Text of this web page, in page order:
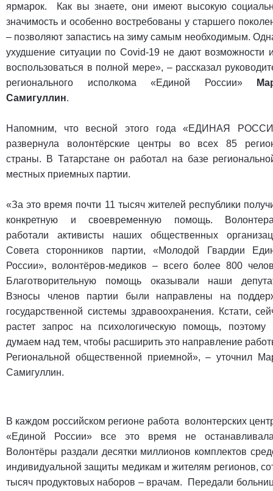
ярмарок. Как вы знаете, они имеют высокую
значимость и особенно востребованы у старшего
– позволяют запастись на зиму самым необходимым.
ухудшение ситуации по Covid-19 не дают возможности
воспользоваться в полной мере», –рассказал
регионального исполкома «Единой России»
Самигуллин.
Напомним, что весной этого года «ЕДИНАЯ
развернула волонтёрские центры во всех 85
страны. В Татарстане он работал на базе
местных приемных партии.
«За это время почти 11 тысяч жителей республики
конкретную и своевременную помощь.
работали активисты наших общественных
Совета сторонников партии, «Молодой Гвардии
России», волонтёров-медиков – всего более 800
Благотворительную помощь оказывали наши
Взносы членов партии были направлены на
государственной системы здравоохранения. Кстати,
растет запрос на психологическую помощь,
думаем над тем, чтобы расширить это направление
Региональной общественной приемной»,– уточнил
Самигуллин.
В каждом российском регионе работа волонтерских
«Единой России» все это время не
Волонтёры раздали десятки миллионов комплектов
индивидуальной защиты медикам и жителям регионов,
тысяч продуктовых наборов – врачам. Передали